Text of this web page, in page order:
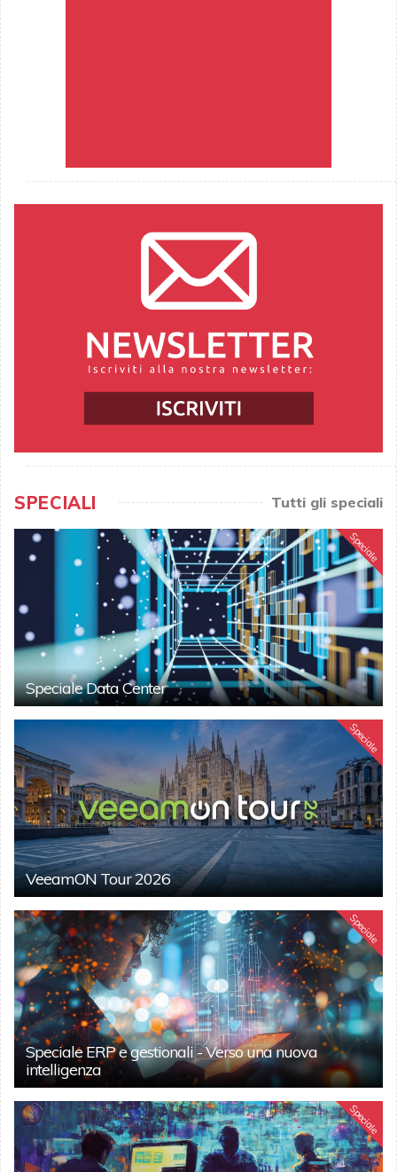
SPECIALI Tutti gli speciali
Speciale
Speciale Data Center
Speciale
VeeamON Tour 2026
Speciale
Speciale ERP e gestionali - Verso una nuova
intelligenza
Speciale